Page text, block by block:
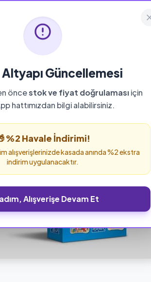
Güncellemesi
öncestok ve fiyat doğrulamasıiçin
hattımızdan bilgi alabilirsiniz.
%2 Havale İndirimi!
alışverişlerinizde kasada anında %2 ekstra
indirim uygulanacaktır.
Alışverişe Devam Et